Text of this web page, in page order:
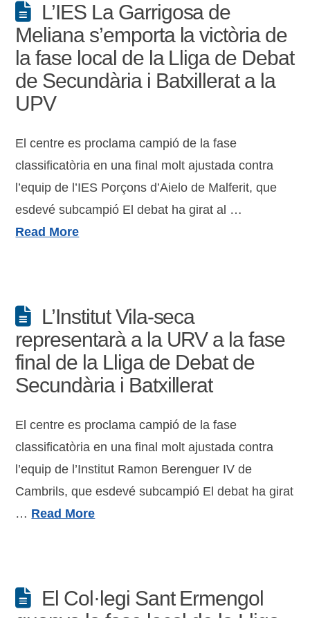
L’IES La Garrigosa de
Meliana s’emporta la victòria de
la fase local de la Lliga de Debat
de Secundària i Batxillerat a la
UPV
El centre es proclama campió de la fase
classificatòria en una final molt ajustada contra
l’equip de l’IES Porçons d’Aielo de Malferit, que
esdevé subcampió El debat ha girat al …
Read More
L’Institut Vila-seca
representarà a la URV a la fase
final de la Lliga de Debat de
Secundària i Batxillerat
El centre es proclama campió de la fase
classificatòria en una final molt ajustada contra
l’equip de l’Institut Ramon Berenguer IV de
Cambrils, que esdevé subcampió El debat ha girat
… Read More
El Col·legi Sant Ermengol